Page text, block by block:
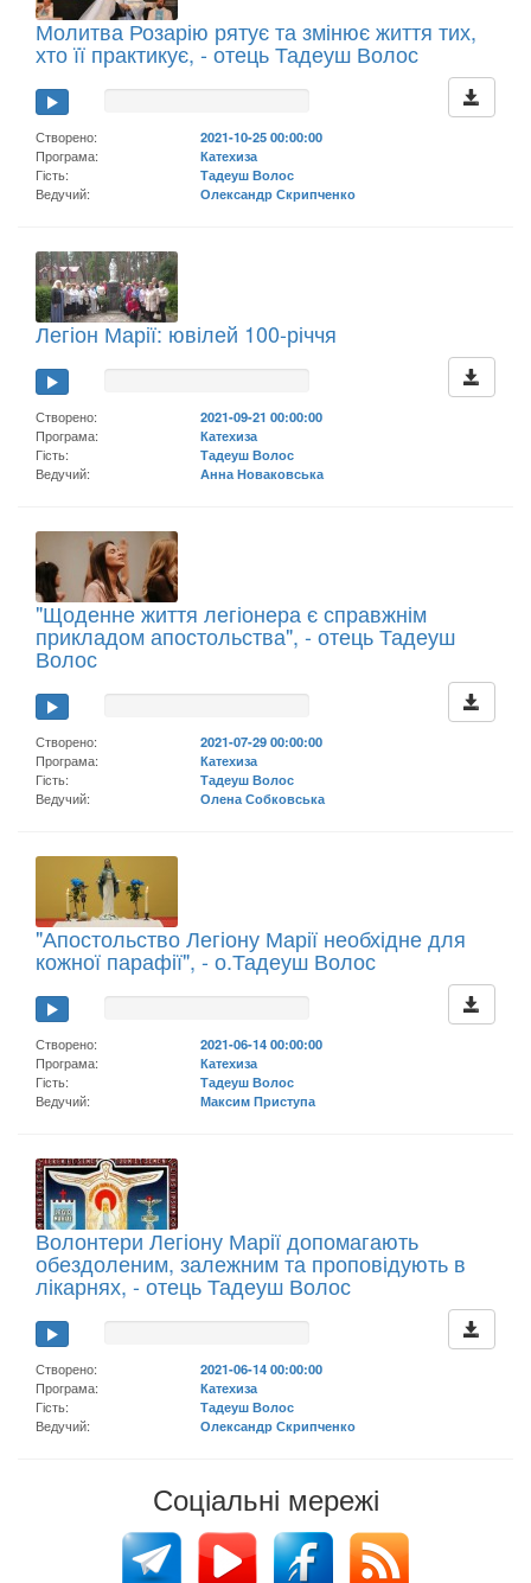
Молитва Розарію рятує та змінює життя тих,
хто її практикує, - отець Тадеуш Волос
Створено:
2021-10-25 00:00:00
Програма:
Катехиза
Гість:
Тадеуш Волос
Ведучий:
Олександр Скрипченко
Легіон Марії: ювілей 100-річчя
Створено:
2021-09-21 00:00:00
Програма:
Катехиза
Гість:
Тадеуш Волос
Ведучий:
Анна Новаковська
"Щоденне життя легіонера є справжнім
прикладом апостольства", - отець Тадеуш
Волос
Створено:
2021-07-29 00:00:00
Програма:
Катехиза
Гість:
Тадеуш Волос
Ведучий:
Олена Собковська
"Апостольство Легіону Марії необхідне для
кожної парафії", - о.Тадеуш Волос
Створено:
2021-06-14 00:00:00
Програма:
Катехиза
Гість:
Тадеуш Волос
Ведучий:
Максим Приступа
Волонтери Легіону Марії допомагають
обездоленим, залежним та проповідують в
лікарнях, - отець Тадеуш Волос
Створено:
2021-06-14 00:00:00
Програма:
Катехиза
Гість:
Тадеуш Волос
Ведучий:
Олександр Скрипченко
Соціальні мережі